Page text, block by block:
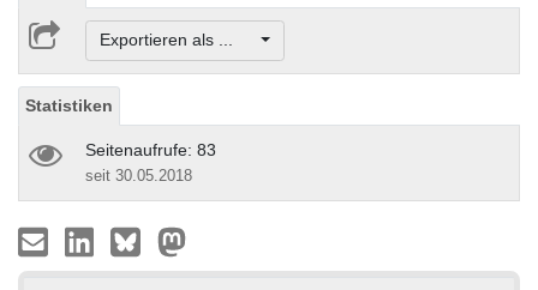
Exportieren als ...
Statistiken
Seitenaufrufe: 83
seit 30.05.2018